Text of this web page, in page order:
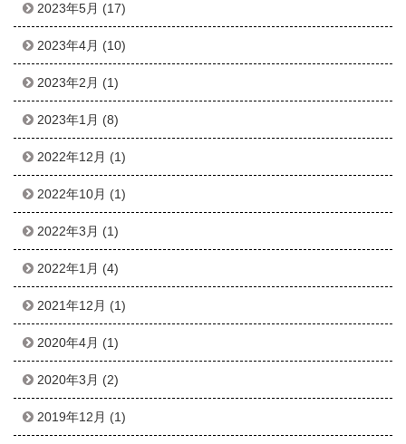
2023年5月 (17)
2023年4月 (10)
2023年2月 (1)
2023年1月 (8)
2022年12月 (1)
2022年10月 (1)
2022年3月 (1)
2022年1月 (4)
2021年12月 (1)
2020年4月 (1)
2020年3月 (2)
2019年12月 (1)